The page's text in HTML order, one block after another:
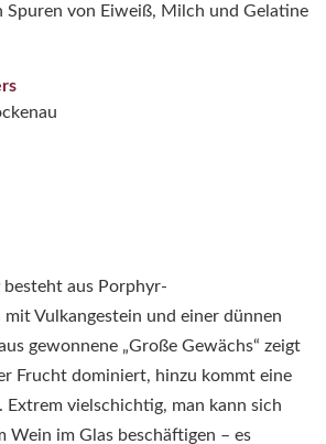
besteht aus Porphyr-
Vulkangestein und einer dünnen
gewonnene „Große Gewächs“ zeigt
Frucht dominiert, hinzu kommt eine
Extrem vielschichtig, man kann sich
Wein im Glas beschäftigen – es
Spuren von Eiweiß, Milch und Gelatine